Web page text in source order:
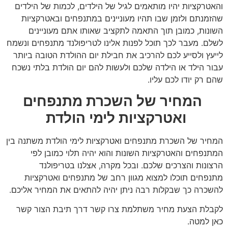
והאטרקציות יהיו מותאמים לגיל של הילדים, לכמות של הילדים
שהזמנתם ולזמן שבו תהיו מעוניינים במתנפחים ובאטרקציות
השונות, כמובן תוך התאמה לתקציב שאותו אתם מעוניינים
לשלם. מעבר לכך תוכל לפנות אלינו לטריפולנד מתנפחים ונשמח
לייעץ ולסייע לכם להרכיב את חבילת יום ההולדת הטובה ביותר
עבור הילד או הילדה שלכם ולעשות להם יום הולדת בלתי נשכח
שהם רק יודו לכם עליו.
המחיר של השכרת מתנפחים
ואטרקציות לימי הולדת
המחיר של השכרת מתנפחים ואטרקציות לימי הולדת משתנה בין
המתנפחים והאטרקציות השונות והוא יהיה תלוי כמובן לפי
הרצונות והצרכים שלכם. ובכל מקרה, אצלנו בטריפולנד
מתנפחים תוכלו למצוא מגוון רחב של מתנפחים ואטרקציות
להשכרה כך שבקלות רבה ניתן יהיה להתאים את המחיר אליכם.
לקבלת הצעת מחיר משתלמת צרו קשר דרך תיבת הצור קשר
כאן למטה.